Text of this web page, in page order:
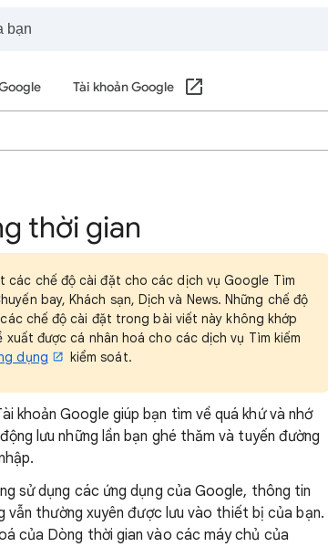
Tài khoản Google
thời gian
các chế độ cài đặt cho các dịch vụ Google Tìm
bay, Khách sạn, Dịch và News. Những chế độ
chế độ cài đặt trong bài viết này không khớp
được cá nhân hoá cho các dịch vụ Tìm kiếm
dụng kiểm soát.
khoản Google giúp bạn tìm về quá khứ và nhớ
lưu những lần bạn ghé thăm và tuyến đường
sử dụng các ứng dụng của Google, thông tin
thường xuyên được lưu vào thiết bị của bạn.
của Dòng thời gian vào các máy chủ của